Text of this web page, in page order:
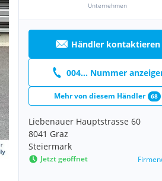
Unternehmen
Händler kontaktieren
004... Nummer
Mehr von diesem Händler 68
Liebenauer Hauptstrasse 60
8041 Graz
Steiermark
Jetzt geöffnet